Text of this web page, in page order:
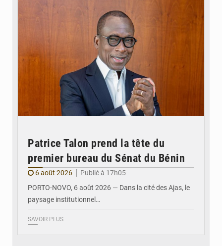
Patrice Talon prend la tête du
premier bureau du Sénat du Bénin
6 août 2026
Publié à 17h05
PORTO-NOVO, 6 août 2026 — Dans la cité des Ajas, le
paysage institutionnel…
SAVOIR PLUS